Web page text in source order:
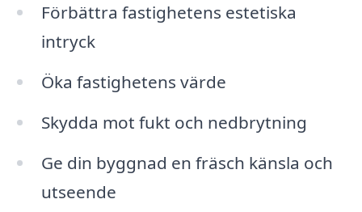
Förbättra fastighetens estetiska
intryck
Öka fastighetens värde
Skydda mot fukt och nedbrytning
Ge din byggnad en fräsch känsla och
utseende